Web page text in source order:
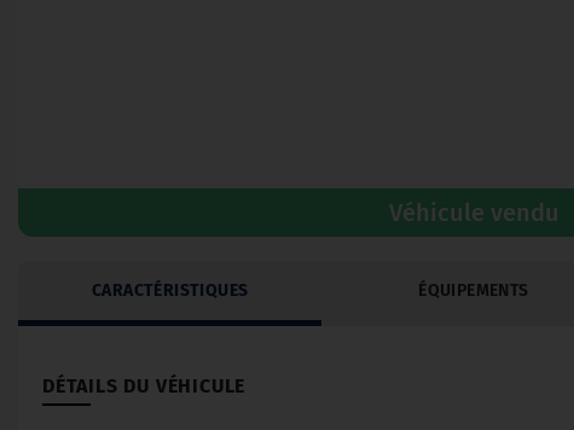
Véhicule vendu
CARACTÉRISTIQUES ÉQUIPEMENTS
DÉTAILS DU VÉHICULE